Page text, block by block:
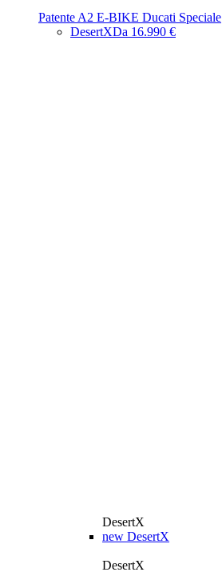
Patente A2 E-BIKE Ducati Speciale
DesertXDa 16.990 €
DesertX
new DesertX
DesertX